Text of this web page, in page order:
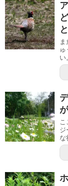
い
こ
ジ
な